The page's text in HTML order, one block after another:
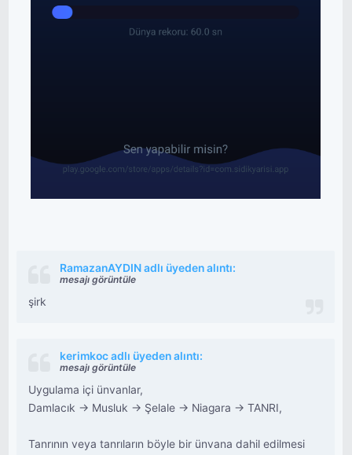
RamazanAYDIN adlı üyeden alıntı:
mesajı görüntüle
şirk
kerimkoc adlı üyeden alıntı:
mesajı görüntüle
Uygulama içi ünvanlar,
Damlacık → Musluk → Şelale → Niagara → TANRI,
Tanrının veya tanrıların böyle bir ünvana dahil edilmesi